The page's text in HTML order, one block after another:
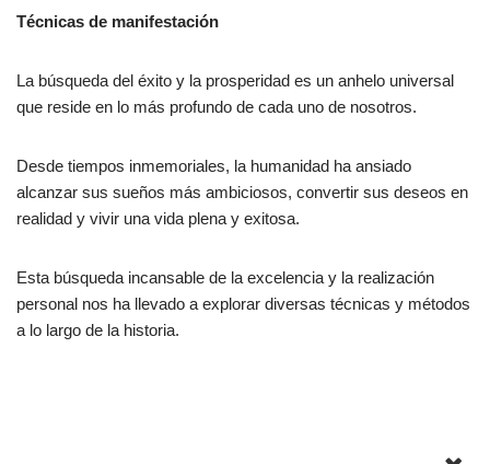
Técnicas de manifestación
La búsqueda del éxito y la prosperidad es un anhelo universal
que reside en lo más profundo de cada uno de nosotros.
Desde tiempos inmemoriales, la humanidad ha ansiado
alcanzar sus sueños más ambiciosos, convertir sus deseos en
realidad y vivir una vida plena y exitosa.
Esta búsqueda incansable de la excelencia y la realización
personal nos ha llevado a explorar diversas técnicas y métodos
a lo largo de la historia.